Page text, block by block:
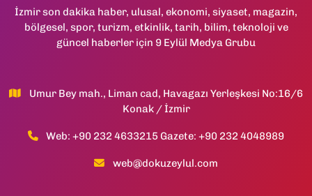
İzmir son dakika haber, ulusal, ekonomi, siyaset, magazin,
bölgesel, spor, turizm, etkinlik, tarih, bilim, teknoloji ve
güncel haberler için 9 Eylül Medya Grubu
Umur Bey mah., Liman cad, Havagazı Yerleşkesi No:16/6
Konak / İzmir
Web: +90 232 4633215 Gazete: +90 232 4048989
web@dokuzeylul.com